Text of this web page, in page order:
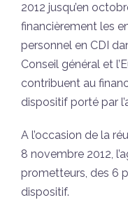
2012 jusqu’en
financièrement les
personnel en CDI
Conseil général et
contribuent au
dispositif porté par
A l’occasion de la
8 novembre 2012,
prometteurs, des 6
dispositif.